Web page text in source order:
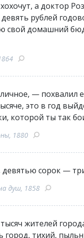
а доктор
девять рублей
свой домашний
— похвалил
это в год
которой ты так
1880
сорок —
душ, 1858
тысяч жителей
город, тихий,